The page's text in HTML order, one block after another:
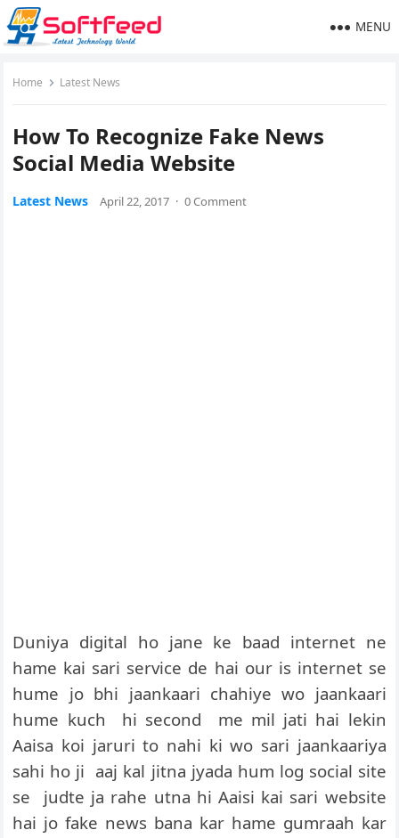
MENU
Home Latest News
How To Recognize Fake News
Social Media Website
Latest News April 22, 2017 · 0 Comment
Duniya digital ho jane ke baad internet ne
hame kai sari service de hai our is internet se
hume jo bhi jaankaari chahiye wo jaankaari
hume kuch hi second me mil jati hai lekin
Aaisa koi jaruri to nahi ki wo sari jaankaariya
sahi ho ji aaj kal jitna jyada hum log social site
se judte ja rahe utna hi Aaisi kai sari website
hai jo fake news bana kar hame gumraah kar